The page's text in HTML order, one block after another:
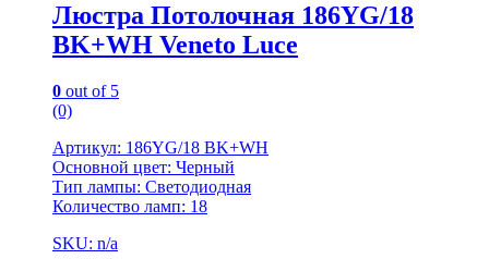
Люстра Потолочная 186YG/18
BK+WH Veneto Luce
0 out of 5
(0)
Артикул: 186YG/18 BK+WH
Основной цвет: Черный
Тип лампы: Светодиодная
Количество ламп: 18
SKU: n/a